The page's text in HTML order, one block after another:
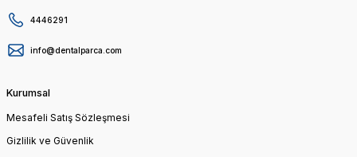
4446291
info@dentalparca.com
Kurumsal
Mesafeli Satış Sözleşmesi
Gizlilik ve Güvenlik